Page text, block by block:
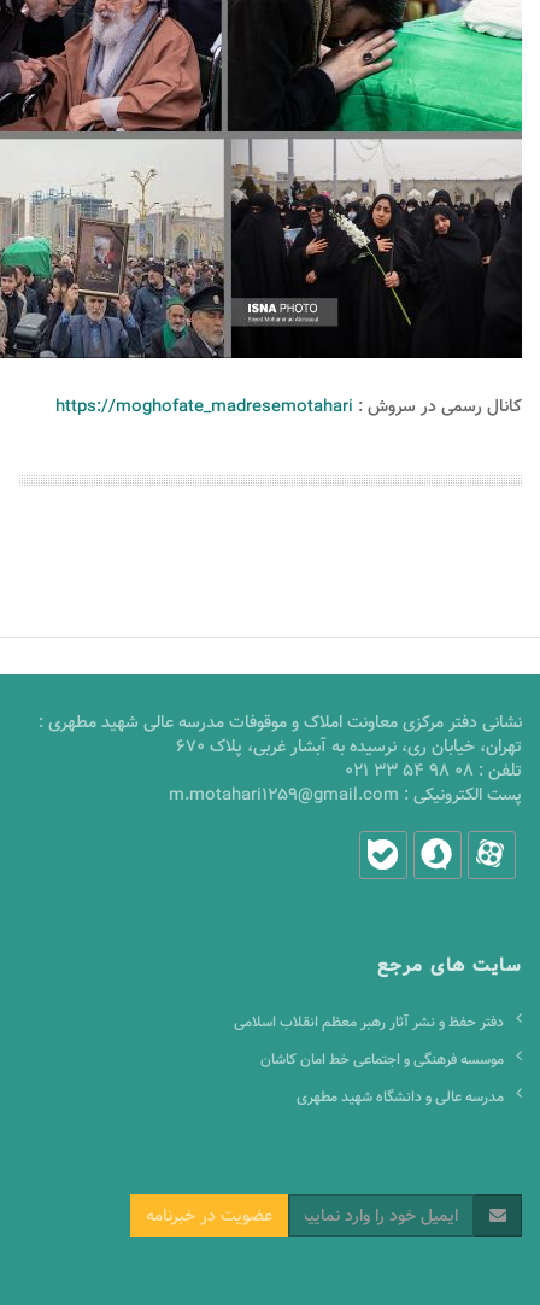
کانال رسمی در سروش : https://moghofate_madresemotahari
نشانی دفتر مرکزی معاونت املاک و موقوفات مدرسه عالی شهید مطهری :
تهران، خیابان ری، نرسیده به آبشار غربی، پلاک 670
تلفن : 021 33 54 98 08
پست الکترونیکی : m.motahari1259@gmail.com
سایت های مرجع
دفتر حفظ و نشر آثار رهبر معظم انقلاب اسلامی
موسسه فرهنگی و اجتماعی خط امان کاشان
مدرسه عالی و دانشگاه شهید مطهری
عضویت در خبرنامه